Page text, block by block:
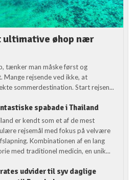
ultimative øhop nær
tænker man måske først og
Mange rejsende ved ikke, at
sommerdestination. Start rejsen...
spabade i Thailand
er kendt som et af de mest
rejsemål med fokus på velvære
Kombinationen af en lang
med traditionel medicin, en unik...
udvider til syv daglige